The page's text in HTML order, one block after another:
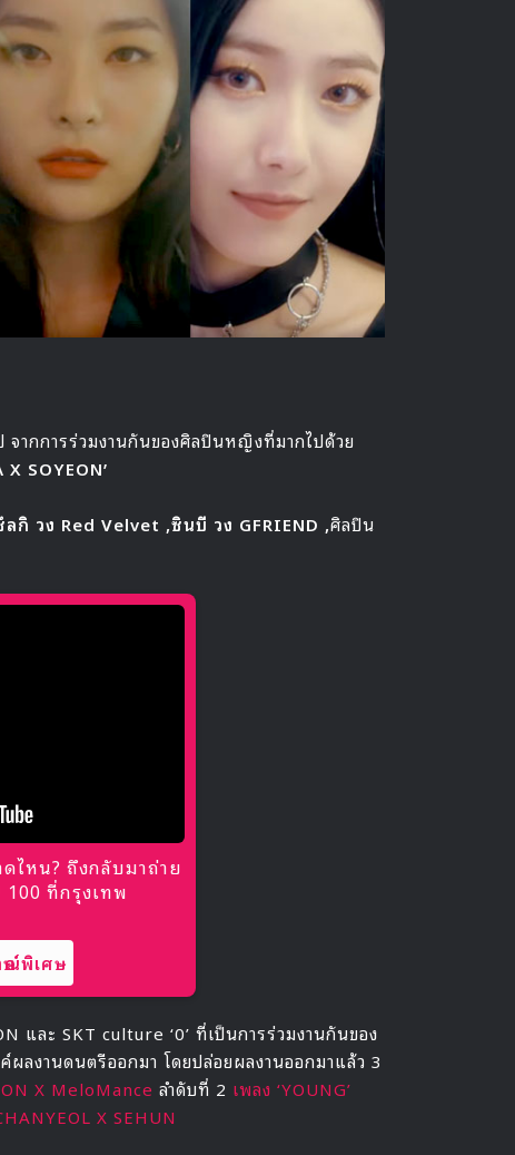
จากการร่วมงานกันของศิลปินหญิงที่มากไปด้วย
SOYEON’
ลกิ วง Red Velvet ,ซินบี วง GFRIEND ,ศิลปิน
ไหน? ถึงกลับมาถ่าย
100 ที่กรุงเทพ
พิเศษ
และ SKT culture ‘0’ ที่เป็นการร่วมงานกันของ
ลงานดนตรีออกมา โดยปล่อยผลงานออกมาแล้ว 3
X MeloMance ลำดับที่ 2 เพลง ‘YOUNG’
X SEHUN